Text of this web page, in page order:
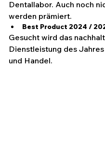
Dentallabor. Auch noch
werden prämiert.
Best Product 2024 /
Gesucht wird das
Dienstleistung des
und Handel.